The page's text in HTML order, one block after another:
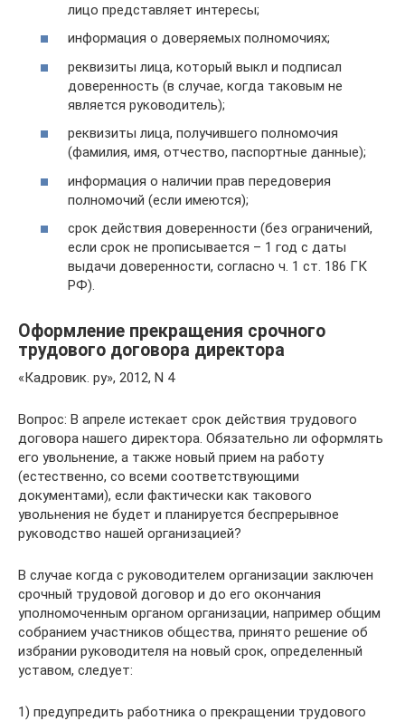
лицо представляет интересы;
информация о доверяемых полномочиях;
реквизиты лица, который выкл и подписал
доверенность (в случае, когда таковым не
является руководитель);
реквизиты лица, получившего полномочия
(фамилия, имя, отчество, паспортные данные);
информация о наличии прав передоверия
полномочий (если имеются);
срок действия доверенности (без ограничений,
если срок не прописывается – 1 год с даты
выдачи доверенности, согласно ч. 1 ст. 186 ГК
РФ).
Оформление прекращения срочного
трудового договора директора
«Кадровик. ру», 2012, N 4
Вопрос: В апреле истекает срок действия трудового
договора нашего директора. Обязательно ли оформлять
его увольнение, а также новый прием на работу
(естественно, со всеми соответствующими
документами), если фактически как такового
увольнения не будет и планируется беспрерывное
руководство нашей организацией?
В случае когда с руководителем организации заключен
срочный трудовой договор и до его окончания
уполномоченным органом организации, например общим
собранием участников общества, принято решение об
избрании руководителя на новый срок, определенный
уставом, следует:
1) предупредить работника о прекращении трудового